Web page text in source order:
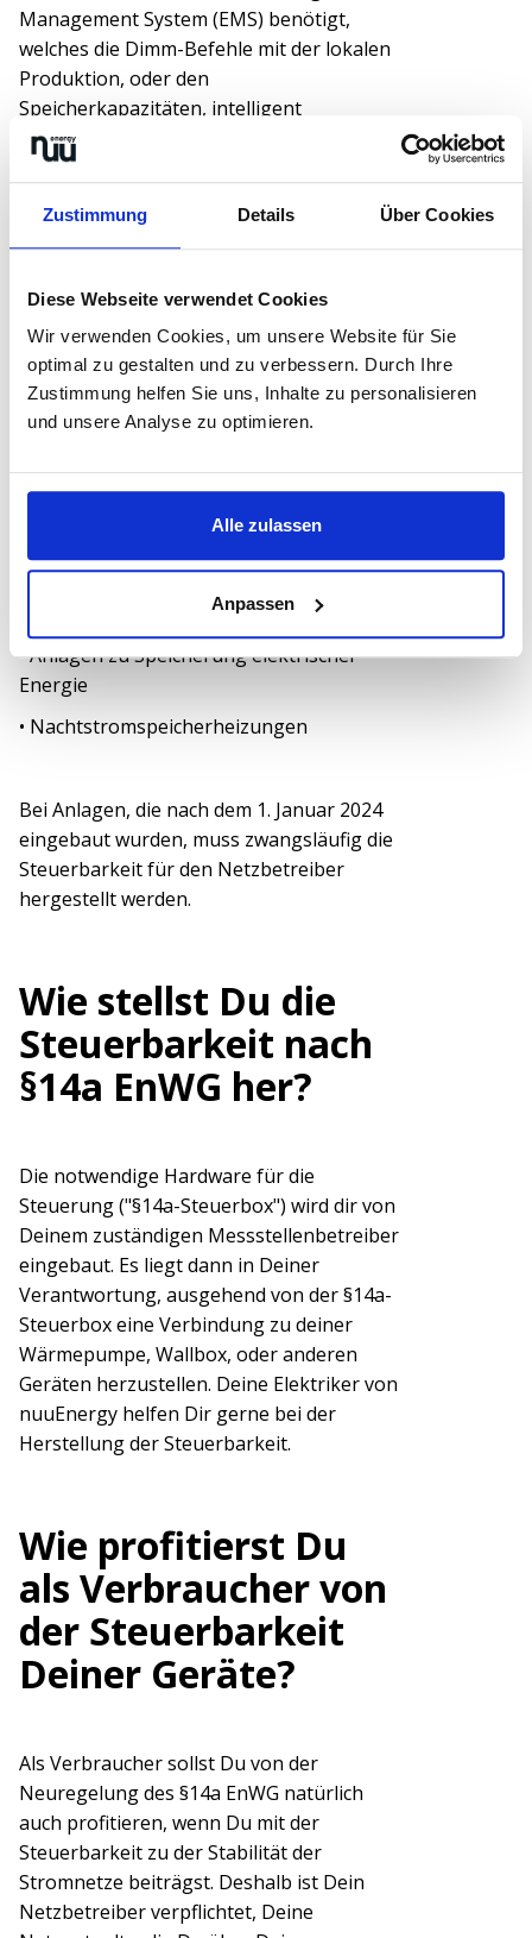
Zustimmung Details Über Cookies
Diese Webseite verwendet Cookies
Wir verwenden Cookies, um unsere Website für Sie
optimal zu gestalten und zu verbessern. Durch Ihre
Zustimmung helfen Sie uns, Inhalte zu personalisieren
und unsere Analyse zu optimieren.
Alle zulassen
Anpassen
Management System (EMS) benötigt,
welches die Dimm-Befehle mit der lokalen
Produktion, oder den
Speicherkapazitäten, intelligent
verrechnet.
Was gehört alles zu
den steuerbaren
Verbrauchseinrichtungen,
die von §14a EnWG
betroffen sind?
• Wärmepumpen
Elektromobile
• Anlagen zur Erzeugung von Kälte
• Anlagen zu Speicherung elektrischer
Energie
• Nachtstromspeicherheizungen
Bei Anlagen, die nach dem 1. Januar 2024
eingebaut wurden, muss zwangsläufig die
Steuerbarkeit für den Netzbetreiber
hergestellt werden.
Wie stellst Du die
Steuerbarkeit nach
§14a EnWG her?
Die notwendige Hardware für die
Steuerung ("§14a-Steuerbox") wird dir von
Deinem zuständigen Messstellenbetreiber
eingebaut. Es liegt dann in Deiner
Verantwortung, ausgehend von der §14a-
Steuerbox eine Verbindung zu deiner
Wärmepumpe, Wallbox, oder anderen
Geräten herzustellen. Deine Elektriker von
nuuEnergy helfen Dir gerne bei der
Herstellung der Steuerbarkeit.
Wie profitierst Du
als Verbraucher von
der Steuerbarkeit
Deiner Geräte?
Als Verbraucher sollst Du von der
Neuregelung des §14a EnWG natürlich
auch profitieren, wenn Du mit der
Steuerbarkeit zu der Stabilität der
Stromnetze beiträgst. Deshalb ist Dein
Netzbetreiber verpflichtet, Deine